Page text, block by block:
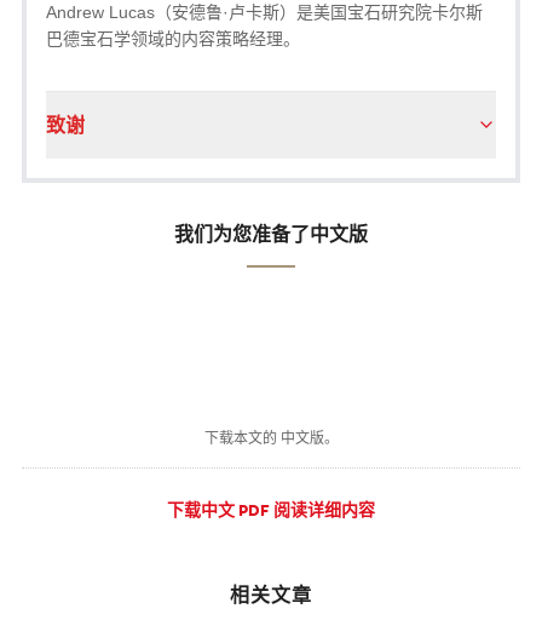
Andrew Lucas（安德鲁·卢卡斯）是美国宝石研究院卡尔斯
巴德宝石学领域的内容策略经理。
致谢
我们为您准备了中文版
下载本文的 中文版。
下载中文 PDF 阅读详细内容
相关文章